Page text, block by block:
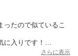
たので似ているこ
入りです！
さらに表示